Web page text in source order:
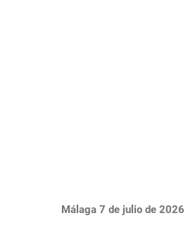
Málaga 7 de julio de 2026